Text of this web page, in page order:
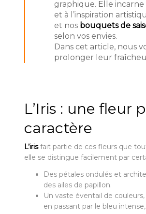
graphique. Elle
et à l’inspiration
et nos bouquets de
selon vos envies.
Dans cet article, nous
prolonger leur
L’Iris : une fleur
caractère
L’irisfait partie de ces fleurs que
elle se distingue facilement par
Des pétales ondulés et
des ailes de papillon.
Un vaste éventail de
en passant par le bleu